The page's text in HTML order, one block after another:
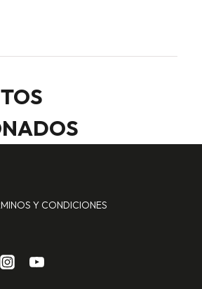
Y CONDICIONES